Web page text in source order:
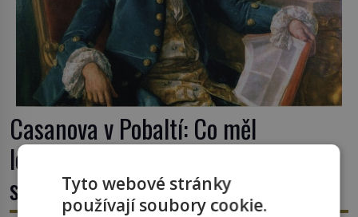
Casanova v Pobaltí: Co měl
legendární svůdník společného se
svobodnými zednáři?
Tyto webové stránky
používají soubory cookie.